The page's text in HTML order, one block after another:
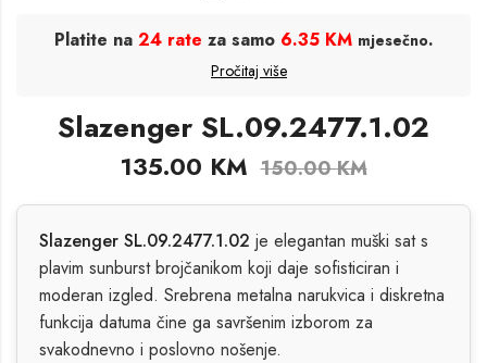
Platite na 24 rate za samo 6.35 KM mjesečno.
Pročitaj više
Slazenger SL.09.2477.1.02
135.00 KM 150.00KM
Slazenger SL.09.2477.1.02 je elegantan muški sat s
plavim sunburst brojčanikom koji daje sofisticiran i
moderan izgled. Srebrena metalna narukvica i diskretna
funkcija datuma čine ga savršenim izborom za
svakodnevno i poslovno nošenje.